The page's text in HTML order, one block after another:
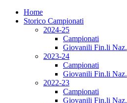
Home
Storico Campionati
2024-25
Campionati
Giovanili Fin.li Naz.
2023-24
Campionati
Giovanili Fin.li Naz.
2022-23
Campionati
Giovanili Fin.li Naz.